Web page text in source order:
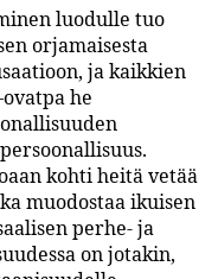
luodulle tuo
orjamaisesta
ja kaikkien
he
kohti heitä vetää
muodostaa ikuisen
perhe- ja
on jotakin,